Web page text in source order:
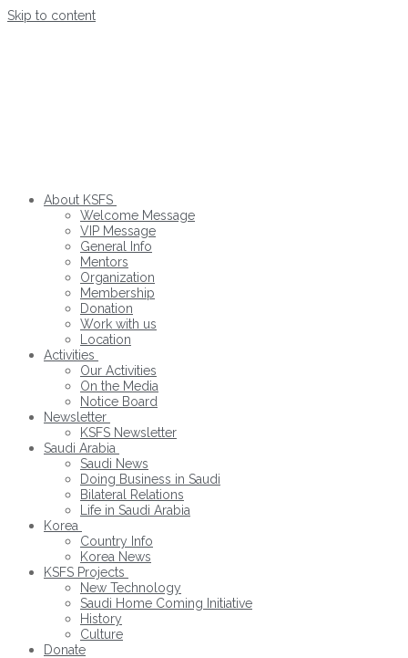
Skip to content
About KSFS
Welcome Message
VIP Message
General Info
Mentors
Organization
Membership
Donation
Work with us
Location
Activities
Our Activities
On the Media
Notice Board
Newsletter
KSFS Newsletter
Saudi Arabia
Saudi News
Doing Business in Saudi
Bilateral Relations
Life in Saudi Arabia
Korea
Country Info
Korea News
KSFS Projects
New Technology
Saudi Home Coming Initiative
History
Culture
Donate